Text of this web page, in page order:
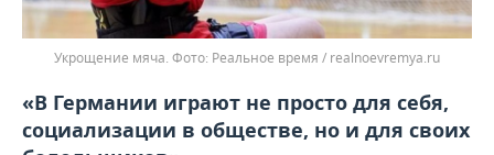
Укрощение мяча. Реальное время / realnoevremya.ru
«В Германии играют не просто для себя,
социализации в обществе, но и для своих